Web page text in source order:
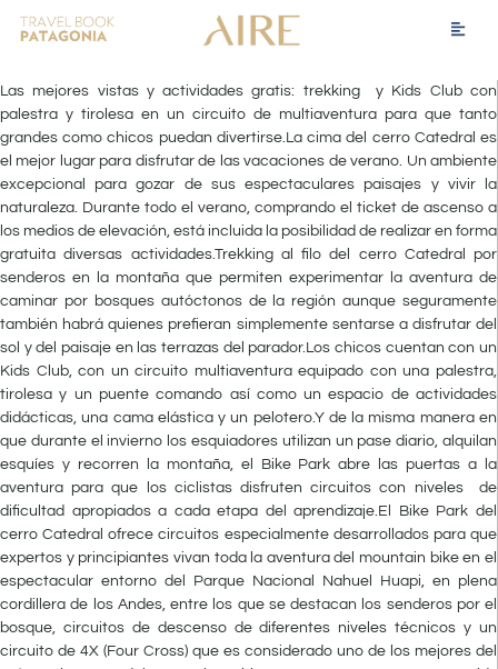
Las mejores vistas y actividades gratis: trekking y Kids Club con
palestra y tirolesa en un circuito de multiaventura para que tanto
grandes como chicos puedan divertirse.La cima del cerro Catedral es
el mejor lugar para disfrutar de las vacaciones de verano. Un ambiente
excepcional para gozar de sus espectaculares paisajes y vivir la
naturaleza. Durante todo el verano, comprando el ticket de ascenso a
los medios de elevación, está incluida la posibilidad de realizar en forma
gratuita diversas actividades.Trekking al filo del cerro Catedral por
senderos en la montaña que permiten experimentar la aventura de
caminar por bosques autóctonos de la región aunque seguramente
también habrá quienes prefieran simplemente sentarse a disfrutar del
sol y del paisaje en las terrazas del parador.Los chicos cuentan con un
Kids Club, con un circuito multiaventura equipado con una palestra,
tirolesa y un puente comando así como un espacio de actividades
didácticas, una cama elástica y un pelotero.Y de la misma manera en
que durante el invierno los esquiadores utilizan un pase diario, alquilan
esquíes y recorren la montaña, el Bike Park abre las puertas a la
aventura para que los ciclistas disfruten circuitos con niveles de
dificultad apropiados a cada etapa del aprendizaje.El Bike Park del
cerro Catedral ofrece circuitos especialmente desarrollados para que
expertos y principiantes vivan toda la aventura del mountain bike en el
espectacular entorno del Parque Nacional Nahuel Huapi, en plena
cordillera de los Andes, entre los que se destacan los senderos por el
bosque, circuitos de descenso de diferentes niveles técnicos y un
circuito de 4X (Four Cross) que es considerado uno de los mejores del